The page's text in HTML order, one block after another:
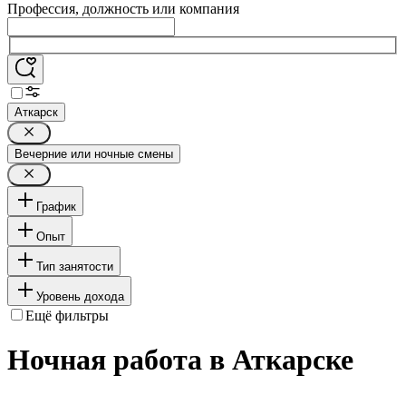
Профессия, должность или компания
Аткарск
Вечерние или ночные смены
График
Опыт
Тип занятости
Уровень дохода
Ещё фильтры
Ночная работа в Аткарске